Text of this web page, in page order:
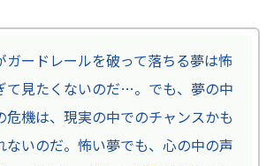
ガードレールを破って落ちる夢は怖
て見たくないのだ…。でも、夢の中
危機は、現実の中でのチャンスかも
ないのだ。怖い夢でも、心の中の声